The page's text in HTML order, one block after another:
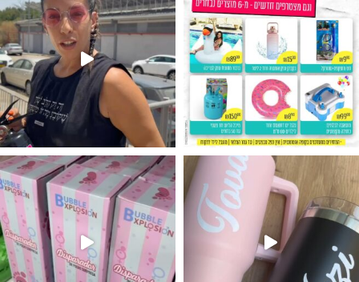
מטף לגילוי מין העובר חזר למלא